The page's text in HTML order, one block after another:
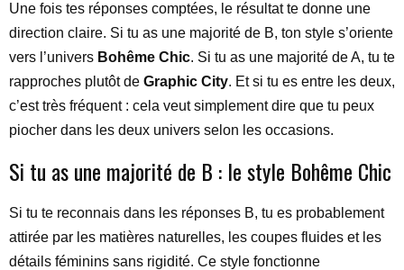
Une fois tes réponses comptées, le résultat te donne une
direction claire. Si tu as une majorité de B, ton style s’oriente
vers l’univers Bohême Chic. Si tu as une majorité de A, tu te
rapproches plutôt de Graphic City. Et si tu es entre les deux,
c’est très fréquent : cela veut simplement dire que tu peux
piocher dans les deux univers selon les occasions.
Si tu as une majorité de B : le style Bohême Chic
Si tu te reconnais dans les réponses B, tu es probablement
attirée par les matières naturelles, les coupes fluides et les
détails féminins sans rigidité. Ce style fonctionne